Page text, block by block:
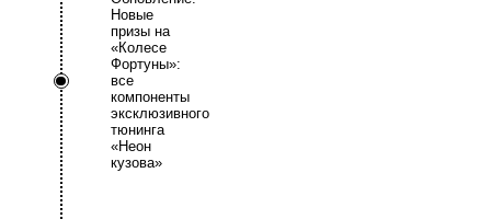
Новые
призы на
«Колесе
Фортуны»:
все
компоненты
эксклюзивного
тюнинга
«Неон
кузова»